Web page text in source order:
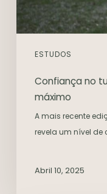
ESTUDOS
Confiança no
máximo
A mais recente
revela um nível
Abril 10, 2025